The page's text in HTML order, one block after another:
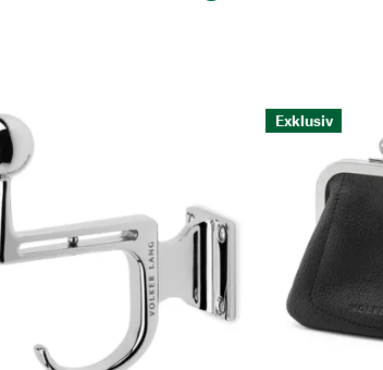
Exklusiv